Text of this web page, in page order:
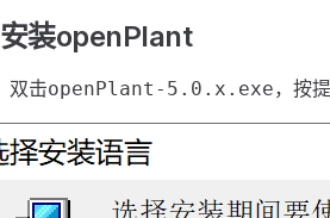
安装openPlant